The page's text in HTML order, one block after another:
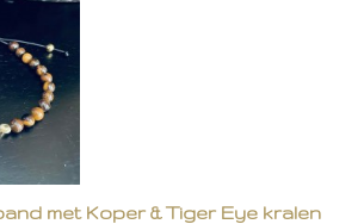
met Koper & Tiger Eye kralen